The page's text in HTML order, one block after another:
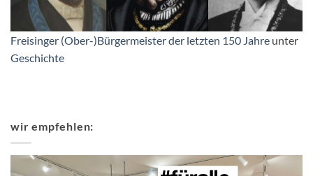
Freisinger (Ober-)Bürgermeister der letzten 150 Jahre unter
Geschichte
wir empfehlen: